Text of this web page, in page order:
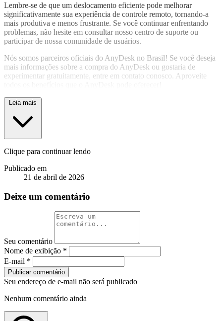
Lembre-se de que um deslocamento eficiente pode melhorar
significativamente sua experiência de controle remoto, tornando-a
mais produtiva e menos frustrante. Se você continuar enfrentando
problemas, não hesite em consultar nosso centro de suporte ou
participar de nossa comunidade de usuários.
Nós somos parceiros oficiais do AnyDesk no Brasil! Se você deseja
mais informações sobre a compra do AnyDesk ou gostaria de
experimentar gratuitamente, entre em contato conosco. Aproveite
Leia mais
Clique para continuar lendo
Publicado em
21 de abril de 2026
Deixe um comentário
Seu comentário
Nome de exibição *
E-mail *
Publicar comentário
Seu endereço de e-mail não será publicado
Nenhum comentário ainda